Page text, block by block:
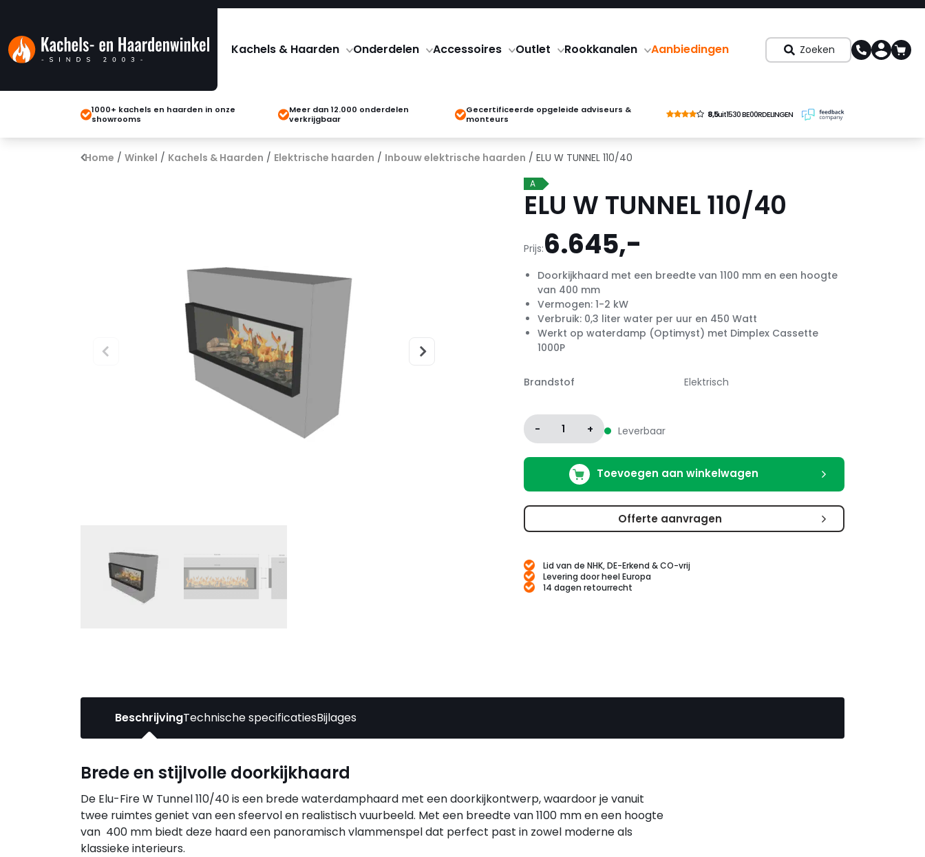
Kachels & Haarden Onderdelen Accessoires Outlet Rookkanalen Aanbiedingen Zoeken
1000+ kachels en haarden in onze
showrooms
Meer dan 12.000 onderdelen
verkrijgbaar
Gecertificeerde opgeleide adviseurs &
monteurs
8,5uit1530 BE00RDELINGEN
Home / Winkel / Kachels & Haarden / Elektrische haarden / Inbouw elektrische haarden / ELU W TUNNEL 110/40
A
ELU W TUNNEL 110/40
Prijs:6.645,-
Doorkijkhaard met een breedte van 1100 mm en een hoogte
van 400 mm
Vermogen: 1-2 kW
Verbruik: 0,3 liter water per uur en 450 Watt
Werkt op waterdamp (Optimyst) met Dimplex Cassette
1000P
Brandstof Elektrisch
- 1 + Leverbaar
Toevoegen aan winkelwagen
Offerte aanvragen
Lid van de NHK, DE-Erkend & CO-vrij
Levering door heel Europa
14 dagen retourrecht
BeschrijvingTechnische specificatiesBijlages
Brede en stijlvolle doorkijkhaard
De Elu-Fire W Tunnel 110/40 is een brede waterdamphaard met een doorkijkontwerp, waardoor je vanuit
twee ruimtes geniet van een sfeervol en realistisch vuurbeeld. Met een breedte van 1100 mm en een hoogte
van 400 mm biedt deze haard een panoramisch vlammenspel dat perfect past in zowel moderne als
klassieke interieurs.